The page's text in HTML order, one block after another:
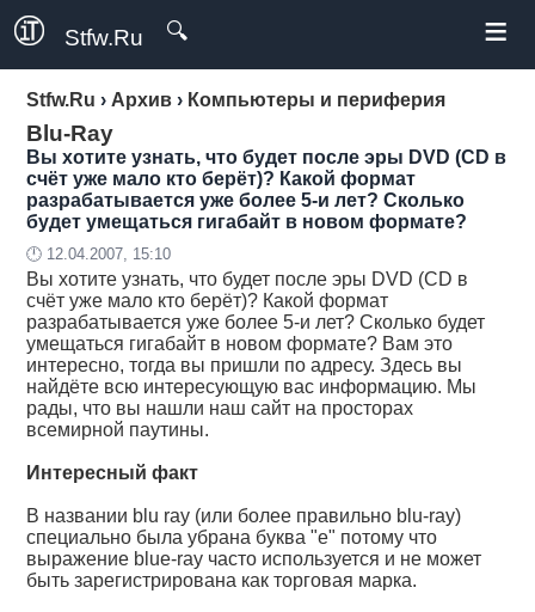
Stfw.Ru 🔍 ≡
Stfw.Ru › Архив › Компьютеры и периферия
Blu-Ray
Вы хотите узнать, что будет после эры DVD (CD в
счёт уже мало кто берёт)? Какой формат
разрабатывается уже более 5-и лет? Сколько
будет умещаться гигабайт в новом формате?
🕛 12.04.2007, 15:10
Вы хотите узнать, что будет после эры DVD (CD в
счёт уже мало кто берёт)? Какой формат
разрабатывается уже более 5-и лет? Сколько будет
умещаться гигабайт в новом формате? Вам это
интересно, тогда вы пришли по адресу. Здесь вы
найдёте всю интересующую вас информацию. Мы
рады, что вы нашли наш сайт на просторах
всемирной паутины.
Интересный факт
В названии blu ray (или более правильно blu-ray)
специально была убрана буква "е" потому что
выражение blue-ray часто используется и не может
быть зарегистрирована как торговая марка.